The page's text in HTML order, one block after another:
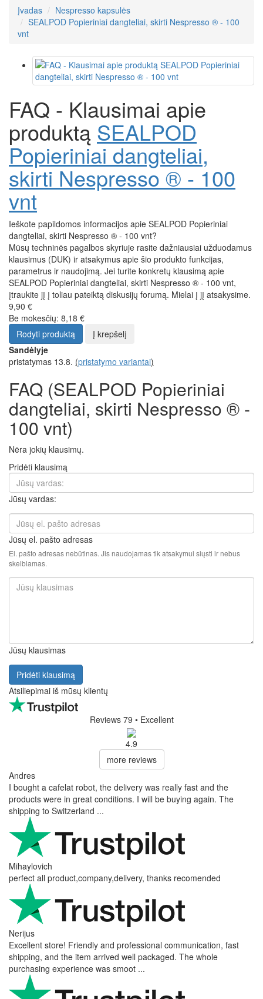
Įvadas
Nespresso kapsulės
SEALPOD Popieriniai dangteliai, skirti Nespresso ® - 100
vnt
FAQ - Klausimai apie
produktą SEALPOD
Popieriniai dangteliai,
skirti Nespresso ® - 100
vnt
Ieškote papildomos informacijos apie SEALPOD Popieriniai
dangteliai, skirti Nespresso ® - 100 vnt?
Mūsų techninės pagalbos skyriuje rasite dažniausiai užduodamus
klausimus (DUK) ir atsakymus apie šio produkto funkcijas,
parametrus ir naudojimą. Jei turite konkretų klausimą apie
SEALPOD Popieriniai dangteliai, skirti Nespresso ® - 100 vnt,
įtraukite jį į toliau pateiktą diskusijų forumą. Mielai į jį atsakysime.
9,90 €
Be mokesčių: 8,18 €
Rodyti produktą
Į krepšelį
Sandėlyje
pristatymas 13.8. (pristatymo variantai)
FAQ (SEALPOD Popieriniai
dangteliai, skirti Nespresso ® -
100 vnt)
Nėra jokių klausimų.
Pridėti klausimą
Jūsų vardas:
Jūsų el. pašto adresas
El. pašto adresas nebūtinas. Jis naudojamas tik atsakymui siųsti ir nebus
skelbiamas.
Jūsų klausimas
Pridėti klausimą
Atsiliepimai iš mūsų klientų
Reviews 79 • Excellent
4.9
more reviews
Andres
I bought a cafelat robot, the delivery was really fast and the
products were in great conditions. I will be buying again. The
shipping to Switzerland ...
Mihaylovich
perfect all product,company,delivery, thanks recomended
Nerijus
Excellent store! Friendly and professional communication, fast
shipping, and the item arrived well packaged. The whole
purchasing experience was smoot ...